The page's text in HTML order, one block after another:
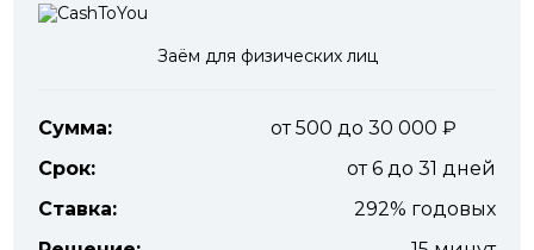
Заём для физических лиц
Сумма:
от 500 до 30 000
Срок:
от 6 до 31 дней
Ставка:
292% годовых